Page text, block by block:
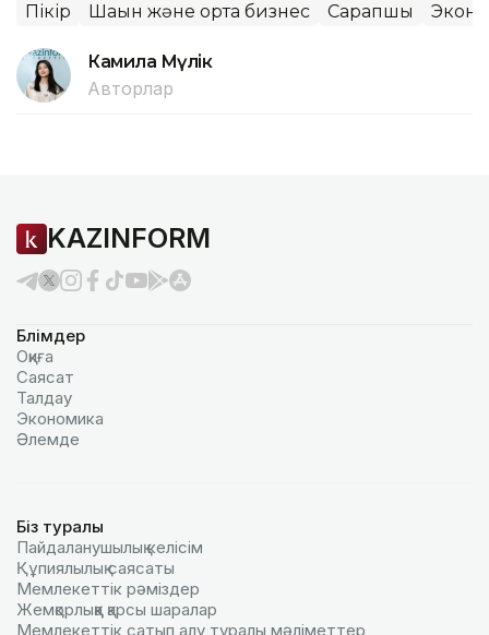
Пікір Шағын және орта бизнес Сарапшы
Камила Мүлік
Авторлар
KAZINFORM
Бөлімдер
Оқиға
Саясат
Талдау
Экономика
Әлемде
Біз туралы
Пайдаланушылық келiciм
Құпиялылық саясаты
Мемлекеттік рәміздер
Жемқорлыққа қарсы шаралар
Мемлекеттік сатып алу туралы мәлiметтер